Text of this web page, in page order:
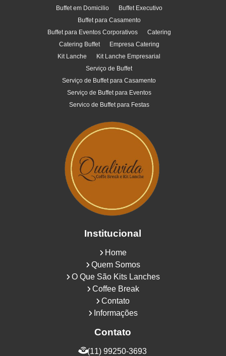
Buffet em Domicilio
Buffet Executivo
Buffet para Casamento
Buffet para Eventos Corporativos
Catering
Catering Buffet
Empresa Catering
Kit Lanche
Kit Lanche Empresarial
Serviço de Buffet
Serviço de Buffet para Casamento
Serviço de Buffet para Eventos
Servico de Buffet para Festas
Institucional
Home
Quem Somos
O Que São Kits Lanches
Coffee Break
Contato
Informações
Contato
(11) 99250-3693